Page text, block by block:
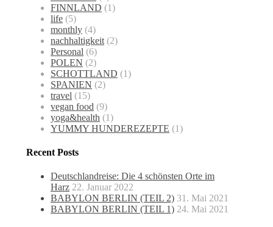
FINNLAND (1)
life (5)
monthly (4)
nachhaltigkeit (2)
Personal (6)
POLEN (2)
SCHOTTLAND (1)
SPANIEN (2)
travel (15)
vegan food (9)
yoga&health (1)
YUMMY HUNDEREZEPTE (1)
Recent Posts
Deutschlandreise: Die 4 schönsten Orte im
Harz 22. Januar 2022
BABYLON BERLIN (TEIL 2) 31. Mai 2021
BABYLON BERLIN (TEIL 1) 24. Mai 2021